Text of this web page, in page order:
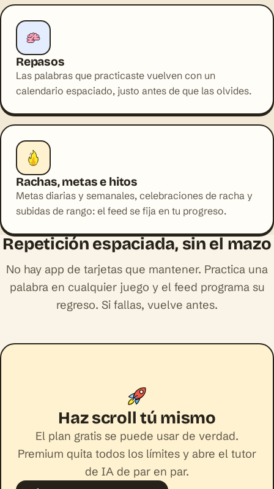
perfect.
Rellenar
REPASO
¿Todavía te acuerdas de esta?
the breakfast
The Saturday Market
Marta buys apples and bread at the market…
Repasos
Las palabras que practicaste vuelven con un
calendario espaciado, justo antes de que las olvides.
Rachas, metas e hitos
Metas diarias y semanales, celebraciones de racha y
subidas de rango: el feed se fija en tu progreso.
Repetición espaciada, sin el mazo
No hay app de tarjetas que mantener. Practica una
palabra en cualquier juego y el feed programa su
regreso. Si fallas, vuelve antes.
Haz scroll tú mismo
El plan gratis se puede usar de verdad.
Premium quita todos los límites y abre el tutor
de IA de par en par.